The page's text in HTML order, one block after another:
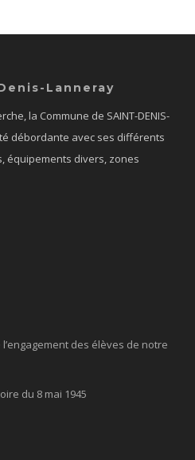
Lanneray
la Commune de SAINT-DENIS-
débordante avec ses différents
équipements divers, zones
des élèves de notre
du 8 mai 1945